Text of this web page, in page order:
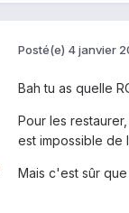
Posté(e) 4 janvier
Bah tu as quelle
Pour les
est impossible de
Mais c'est sûr